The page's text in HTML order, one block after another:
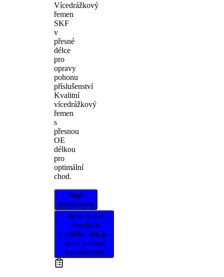
Vícedrážkový
řemen
SKF
v
přesné
délce
pro
opravy
pohonu
příslušenství
Kvalitní
vícedrážkový
řemen
s
přesnou
OE
délkou
pro
optimální
chod.
Najít
distributora
Vyberte své
vozidlo a
ověřte, zda je
tento produkt
kompatibilní.